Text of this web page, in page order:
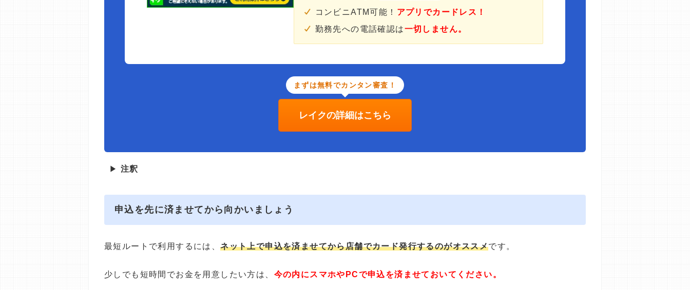
コンビニATM可能！ アプリでカードレス！
勤務先への電話確認は一切しません。
まずは無料でカンタン審査！
レイクの詳細はこちら
▶ 注釈
申込を先に済ませてから向かいましょう
最短ルートで利用するには、ネット上で申込を済ませてから店舗でカード発行するのがオススメです。
少しでも短時間でお金を用意したい方は、 今の内にスマホやPCで申込を済ませておいてください。